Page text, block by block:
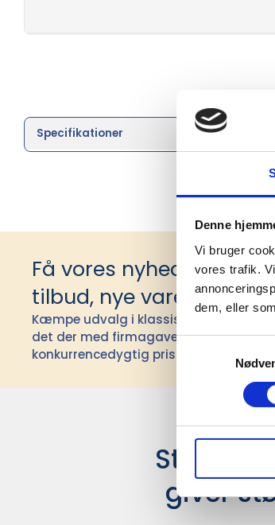
Denne
Vi bruger
vores trafik.
dem, eller
Samtykkevalg
Specifikationer
Få vores nyhedsbrev
tilbud, nye varer og
Kæmpe udvalg i klassiske og
det der med firmagaver, og har ydet
konkurrencedygtig pris siden 1991.
Stærke
giver